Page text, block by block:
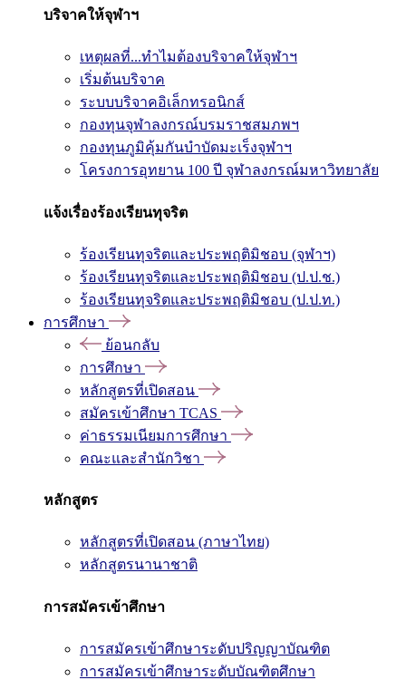
บริจาคให้จุฬาฯ
เหตุผลที่...ทำไมต้องบริจาคให้จุฬาฯ
เริ่มต้นบริจาค
ระบบบริจาคอิเล็กทรอนิกส์
กองทุนจุฬาลงกรณ์บรมราชสมภพฯ
กองทุนภูมิคุ้มกันบำบัดมะเร็งจุฬาฯ
โครงการอุทยาน 100 ปี จุฬาลงกรณ์มหาวิทยาลัย
แจ้งเรื่องร้องเรียนทุจริต
ร้องเรียนทุจริตและประพฤติมิชอบ (จุฬาฯ)
ร้องเรียนทุจริตและประพฤติมิชอบ (ป.ป.ช.)
ร้องเรียนทุจริตและประพฤติมิชอบ (ป.ป.ท.)
การศึกษา
ย้อนกลับ
การศึกษา
หลักสูตรที่เปิดสอน
สมัครเข้าศึกษา TCAS
ค่าธรรมเนียมการศึกษา
คณะและสำนักวิชา
หลักสูตร
หลักสูตรที่เปิดสอน (ภาษาไทย)
หลักสูตรนานาชาติ
การสมัครเข้าศึกษา
การสมัครเข้าศึกษาระดับปริญญาบัณฑิต
การสมัครเข้าศึกษาระดับบัณฑิตศึกษา